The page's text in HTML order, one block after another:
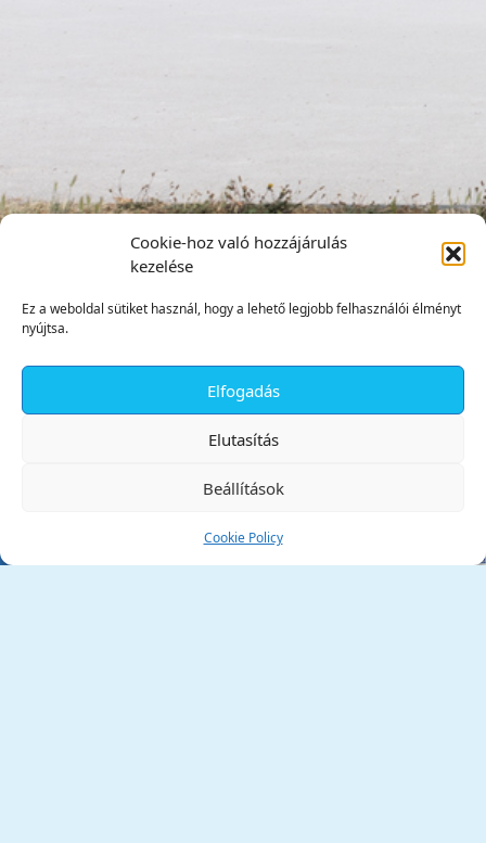
Cookie-hoz való hozzájárulás
kezelése
Ez a weboldal sütiket használ, hogy a lehető legjobb felhasználói élményt
nyújtsa.
Elfogadás
Elutasítás
Beállítások
Cookie Policy
Tata Város Önkormányzata
✕